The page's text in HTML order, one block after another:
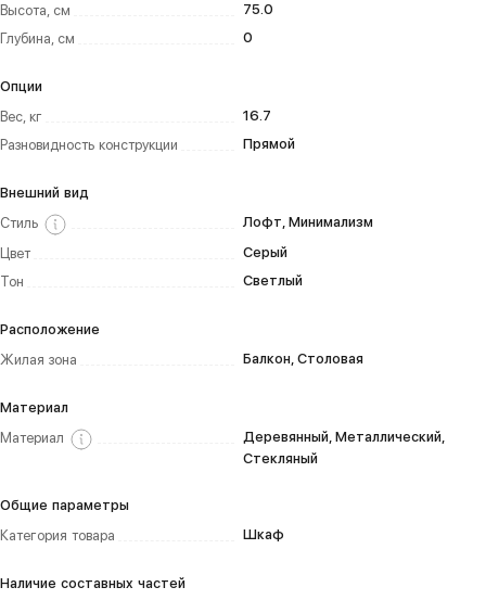
Высота, см
75.0
Глубина, см
0
Опции
Вес, кг
16.7
Разновидность конструкции
Прямой
Внешний вид
Стиль
Лофт, Минимализм
Цвет
Серый
Тон
Светлый
Расположение
Жилая зона
Балкон, Столовая
Материал
Материал
Деревянный, Металлический,
Стекляный
Общие параметры
Категория товара
Шкаф
Наличие составных частей